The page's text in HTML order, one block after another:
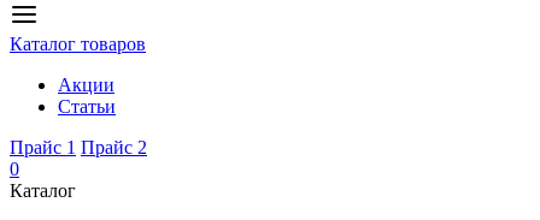
Каталог товаров
Акции
Статьи
Прайс 1 Прайс 2
0
Каталог